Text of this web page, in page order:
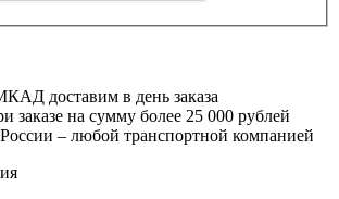
доставим в день заказа
заказе на сумму более 25 000 рублей
– любой транспортной компанией